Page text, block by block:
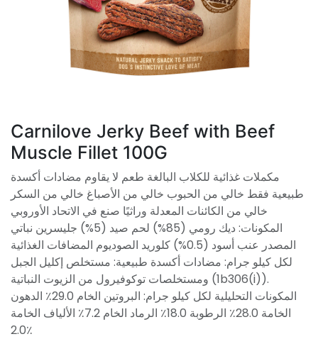
Carnilove Jerky Beef with Beef
Muscle Fillet 100G
مكملات غذائية للكلاب البالغة طعم لا يقاوم مضادات أكسدة
طبيعية فقط خالي من الحبوب خالي من الأصباغ خالي من السكر
خالي من الكائنات المعدلة وراثيًا صنع في الاتحاد الأوروبي
المكونات: ديك رومي (85%) لحم صيد (5%) جليسرين نباتي
المصدر عنب أسود (0.5%) كلوريد الصوديوم المضافات الغذائية
لكل كيلو جرام: مضادات أكسدة طبيعية: مستخلص إكليل الجبل
ومستخلصات توكوفيرول من الزيوت النباتية (1b306(i)).
المكونات التحليلية لكل كيلو جرام: البروتين الخام 29.0٪ الدهون
الخامة 28.0٪ الرطوبة 18.0٪ الرماد الخام 7.2٪ الألياف الخامة
2.0٪